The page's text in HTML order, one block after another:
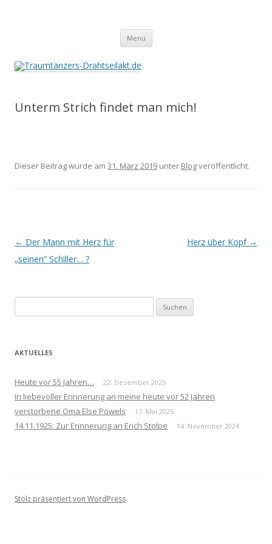
Menü Springe
Inhalt
Unterm Strich findet man mich!
Dieser Beitrag wurde am 31. März 2019 unter Blogveröffentlicht.
Beitrags-
Navigation
← Der Mann mit Herz für
„seinen“ Schiller… ?
Herz über Kopf →
nach:
AKTUELLES
Heute vor 55 Jahren… 22. Dezember 2025
In liebevoller Erinnerung an meine heute vor 52 Jahren
verstorbene Oma Else Powels
17. Mai 2025
14.11.1925: Zur Erinnerung an Erich Stolpe 14. November 2024
Stolz präsentiert von WordPress